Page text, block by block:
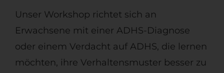
Unser Workshop richtet sich an
Erwachsene mit einer ADHS-Diagnose
oder einem Verdacht auf ADHS, die lernen
möchten, ihre Verhaltensmuster besser zu